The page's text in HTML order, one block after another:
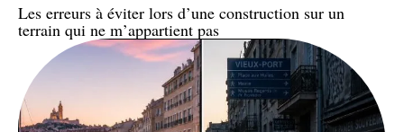
Les erreurs à éviter lors d’une construction sur un
terrain qui ne m’appartient pas